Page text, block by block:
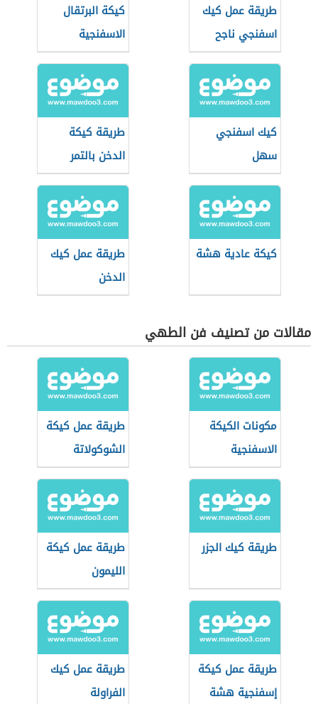
طريقة عمل كيك
اسفنجي ناجح
كيكة البرتقال
الاسفنجية
كيك اسفنجي
سهل
طريقة كيكة
الدخن بالتمر
كيكة عادية هشة
طريقة عمل كيك
الدخن
مقالات من تصنيف فن الطهي
مكونات الكيكة
الاسفنجية
طريقة عمل كيكة
الشوكولاتة
الهشة
طريقة كيك الجزر
طريقة عمل كيكة
الليمون
طريقة عمل كيكة
إسفنجية هشة
طريقة عمل كيك
الفراولة